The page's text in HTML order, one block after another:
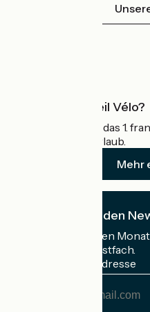
Was ist Accueil Vélo?
Accueil Vélo ist das 1.
Radfahrer im Urlaub.
Mehr
Ich abonniere den
Erhalten Sie jeden
Rad in Ihrem Postfach.
Meine E-Mail-Adresse